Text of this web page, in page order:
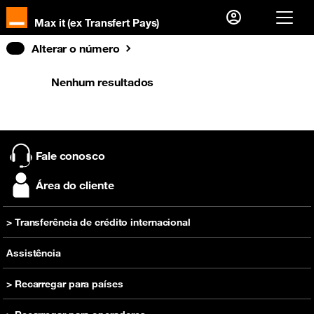
Max it (ex Transfert Pays)
Já sou cliente, então
Eu me conecto
Alterar o número
Nenhum resultados
> Transferência de crédito internacional
Recarregar
Assistência
> Recarregar para países
Recarregar Camarões
Fale conosco
Área do cliente